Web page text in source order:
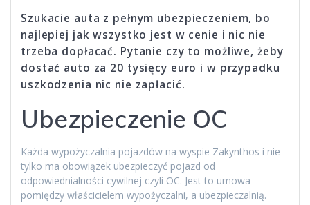
Szukacie auta z pełnym ubezpieczeniem, bo
najlepiej jak wszystko jest w cenie i nic nie
trzeba dopłacać. Pytanie czy to możliwe, żeby
dostać auto za 20 tysięcy euro i w przypadku
uszkodzenia nic nie zapłacić.
Ubezpieczenie OC
Każda wypożyczalnia pojazdów na wyspie Zakynthos i nie
tylko ma obowiązek ubezpieczyć pojazd od
odpowiednialności cywilnej czyli OC. Jest to umowa
pomiędzy właścicielem wypożyczalni, a ubezpieczalnią.